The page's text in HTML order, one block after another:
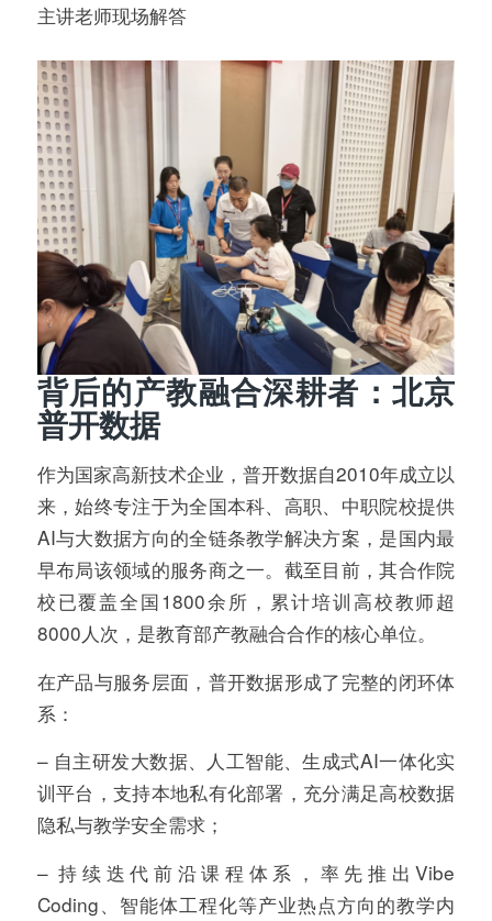
主讲老师现场解答
背后的产教融合深耕者：北京
普开数据
作为国家高新技术企业，普开数据自2010年成立以
来，始终专注于为全国本科、高职、中职院校提供
AI与大数据方向的全链条教学解决方案，是国内最
早布局该领域的服务商之一。截至目前，其合作院
校已覆盖全国1800余所，累计培训高校教师超
8000人次，是教育部产教融合合作的核心单位。
在产品与服务层面，普开数据形成了完整的闭环体
系：
– 自主研发大数据、人工智能、生成式AI一体化实
训平台，支持本地私有化部署，充分满足高校数据
隐私与教学安全需求；
– 持续迭代前沿课程体系，率先推出Vibe
Coding、智能体工程化等产业热点方向的教学内